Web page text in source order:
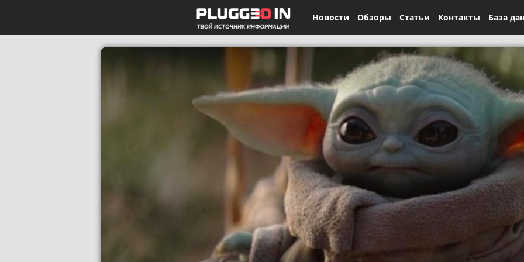
Новости Обзоры Статьи Контакты База